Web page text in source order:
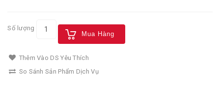
Số lượng
Mua Hàng
Thêm Vào DS Yêu Thích
So Sánh Sản Phẩm Dịch Vụ